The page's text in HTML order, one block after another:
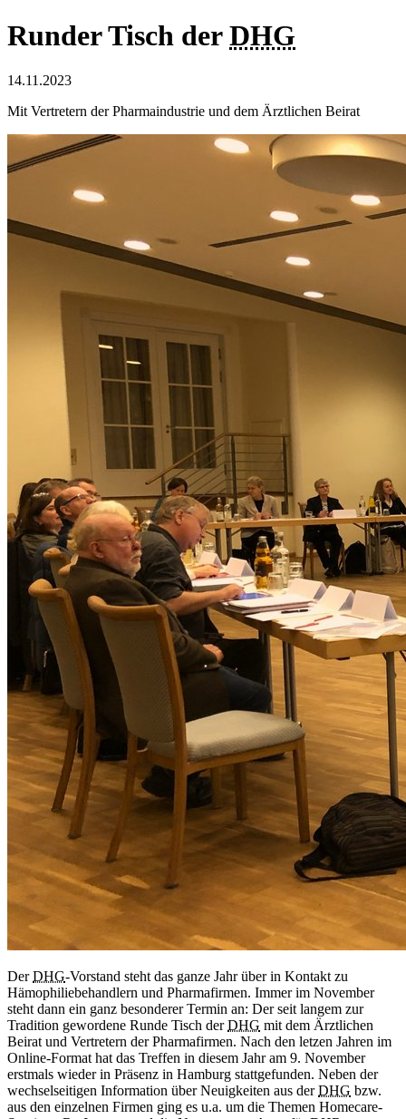
Runder Tisch derDHG
14.11.2023
Mit Vertretern der Pharmaindustrie und dem Ärztlichen Beirat
DerDHG-Vorstand steht das ganze Jahr über in Kontakt zu
Hämophiliebehandlern und Pharmafirmen. Immer im November
steht dann ein ganz besonderer Termin an: Der seit langem zur
Tradition gewordene Runde Tisch derDHG mit dem Ärztlichen
Beirat und Vertretern der Pharmafirmen. Nach den letzen Jahren im
Online-Format hat das Treffen in diesem Jahr am 9. November
erstmals wieder in Präsenz in Hamburg stattgefunden. Neben der
wechselseitigen Information über Neuigkeiten aus derDHG bzw.
aus den einzelnen Firmen ging es u.a. um die Themen Homecare-